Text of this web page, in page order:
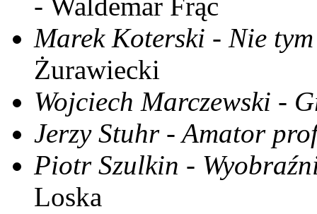
Marek Koterski - Nie
Żurawiecki
Wojciech Marczewski -
Jerzy Stuhr - Amator
Piotr Szulkin -
Loska